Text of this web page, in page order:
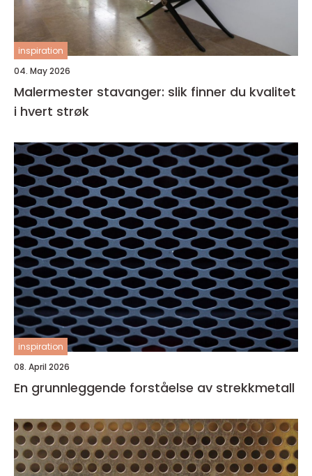
inspiration
04. May 2026
Malermester stavanger: slik finner du kvalitet
i hvert strøk
inspiration
08. April 2026
En grunnleggende forståelse av strekkmetall